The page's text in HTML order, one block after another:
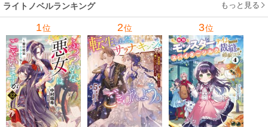
ン･ウィール/ 津寺
里可子
サラ･ウッド/流
水凛子
ライトノベルランキング もっと見る
1位 2位 3位